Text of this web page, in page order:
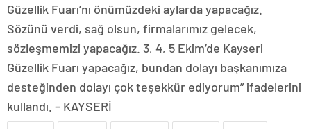
Güzellik Fuarı’nı önümüzdeki aylarda yapacağız.
Sözünü verdi, sağ olsun, firmalarımız gelecek,
sözleşmemizi yapacağız. 3, 4, 5 Ekim’de Kayseri
Güzellik Fuarı yapacağız, bundan dolayı başkanımıza
desteğinden dolayı çok teşekkür ediyorum” ifadelerini
kullandı. – KAYSERİ